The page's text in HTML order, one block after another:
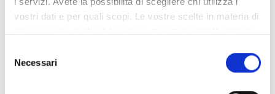
vostri dati e per quali scopi. Le vostre scelte in materia di
modificare o revocare il proprio consenso in qualsiasi
momento dalla Dichiarazione sui cookie o facendo clic
delNecessari
Giovedì 08:00 - 22:00